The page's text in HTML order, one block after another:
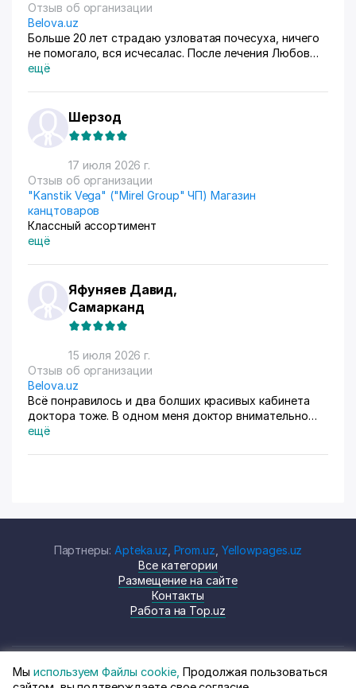
Отзыв об организации
Belova.uz
Больше 20 лет страдаю узловатая почесуха, ничего
не помогало, вся исчесалас. После лечения Любов
Владимировны 90% болячек ушло, сейчас
ещё
Шерзод
17 июля 2026 г.
Отзыв об организации
"Kanstik Vega" ("Mirel Group" ЧП) Магазин
канцтоваров
Классный ассортимент
ещё
Яфуняев Давид,
Самарканд
15 июля 2026 г.
Отзыв об организации
Belova.uz
Всё понравилось и два болших красивых кабинета
доктора тоже. В одном меня доктор внимательно
осмотрела. Там на стенах висят в рамках документы,
ещё
Партнеры: Apteka.uz Prom.uz ,Yellowpages.uz
Все категории
Размещение на сайте
Контакты
Работа на Top.uz
© Top.uz, 2024 Каталог компаний Политика
Мы используем Файлы cookie, Продолжая пользоваться